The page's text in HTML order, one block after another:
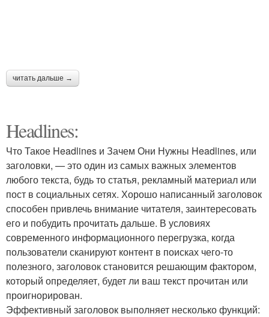
Товар в мире
маркетплейса
Товары для продаж Товары на вайлдберриз
Дешевые товары
читать дальше →
Headlines:
Что Такое Headlines и Зачем Они Нужны Headlines, или
заголовки, — это один из самых важных элементов
любого текста, будь то статья, рекламный материал или
пост в социальных сетях. Хорошо написанный заголовок
способен привлечь внимание читателя, заинтересовать
его и побудить прочитать дальше. В условиях
современного информационного перегрузка, когда
пользователи сканируют контент в поисках чего-то
полезного, заголовок становится решающим фактором,
который определяет, будет ли ваш текст прочитан или
проигнорирован.
Эффективный заголовок выполняет несколько функций: